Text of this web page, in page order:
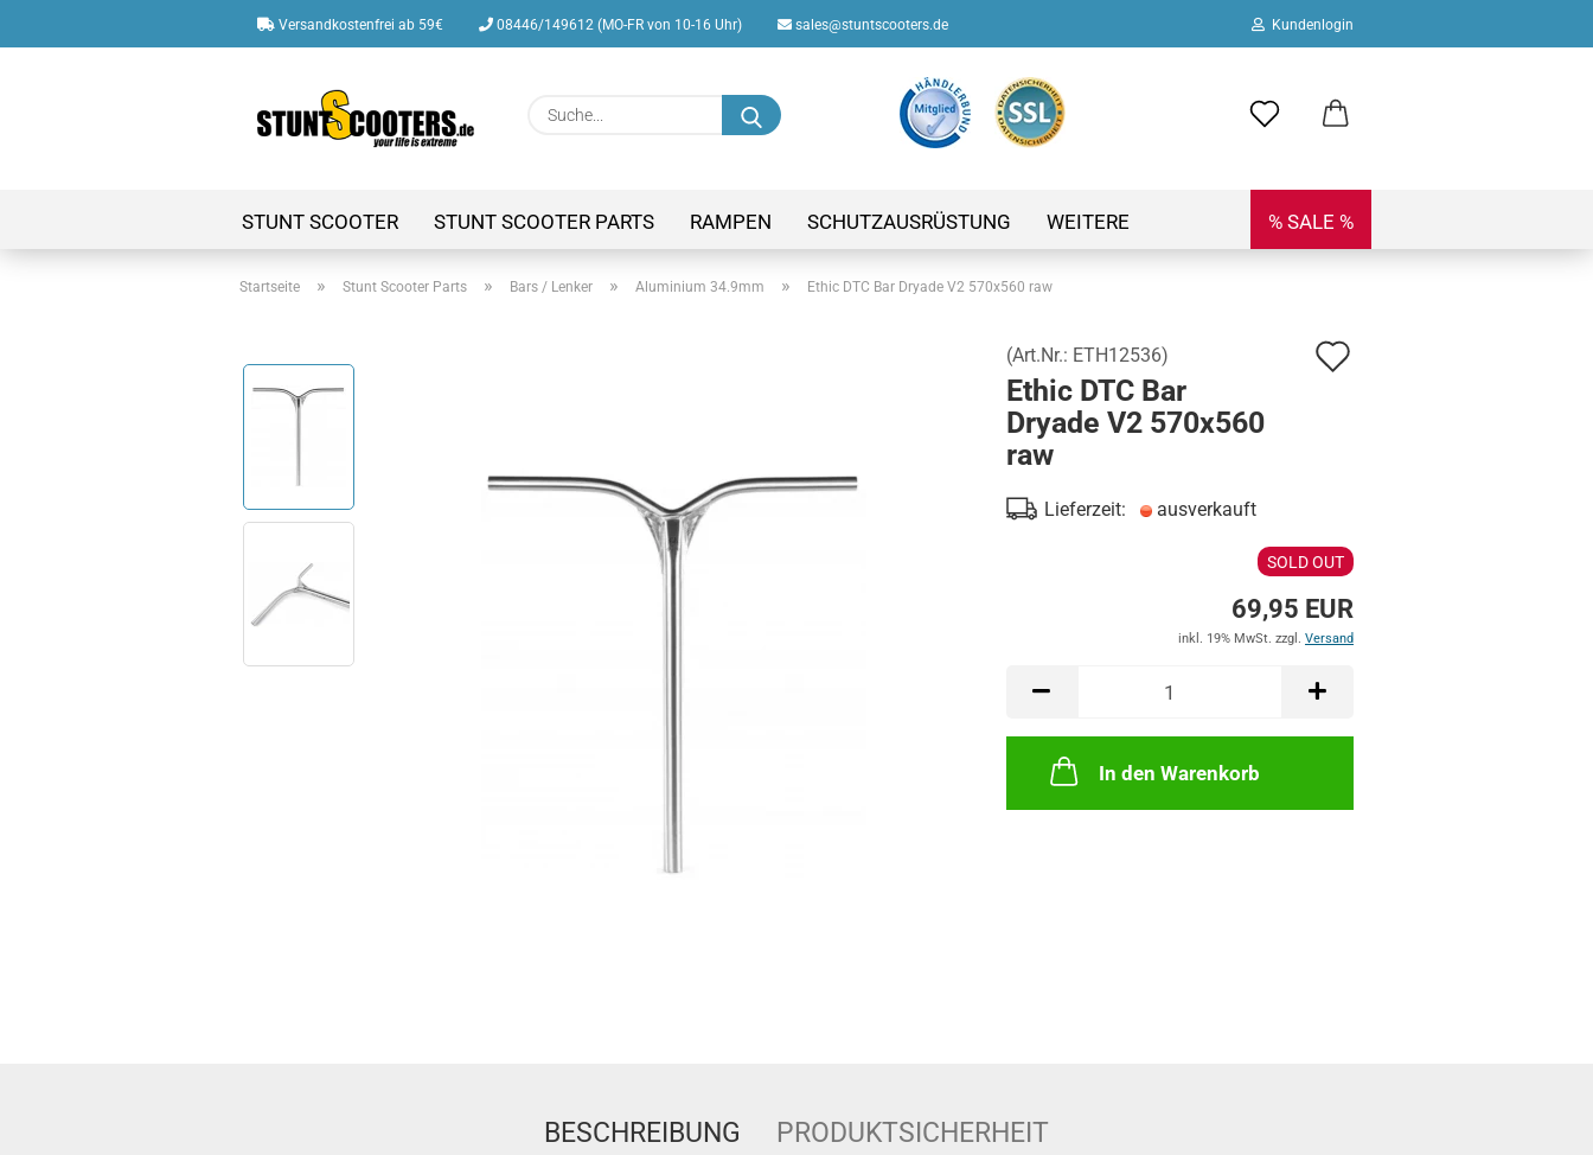
Versandkostenfrei ab 59€ 08446/149612 (MO-FR von 10-16 Uhr) sales@stuntscooters.de Kundenlogin
Passwort
Konto erstellen
Passwort vergessen?
Suche...
STUNT SCOOTER STUNT SCOOTER PARTS RAMPEN SCHUTZAUSRÜSTUNG % SALE %
WEITERE
Startseite » Stunt Scooter Parts » Bars / Lenker » Aluminium 34.9mm » Ethic DTC Bar Dryade V2 570x560 raw
(Art.Nr.: ETH12536)
Ethic DTC Bar
Dryade V2 570x560
raw
Lieferzeit: ausverkauft
SOLD OUT
69,95 EUR
inkl. 19% MwSt. zzgl. Versand
In den Warenkorb
BESCHREIBUNG PRODUKTSICHERHEIT